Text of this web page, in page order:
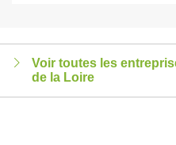
Voir toutes les
de la Loire